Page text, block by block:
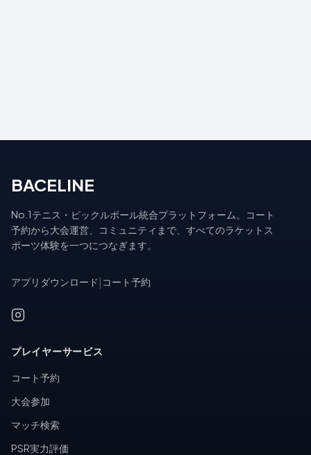
BACELINE
No.1テニス・ピックルボール統合プラットフォーム。コート
予約から大会運営、コミュニティまで、すべてのラケットス
ポーツ体験を一つにつなぎます。
アプリダウンロード コート予約
プレイヤーサービス
コート予約
大会参加
マッチ検索
PSR実力評価